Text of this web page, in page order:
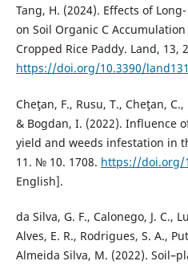
Tang, H. (2024). Effects of
on Soil Organic C
Cropped Rice Paddy. Land, 13,
https://doi.org/10.3390/
Cheţan, F., Rusu, T., Cheţan,
& Bogdan, I. (2022). Influence
yield and weeds infestation in
11. № 10. 1708. https://doi.org/
English].
da Silva, G. F., Calonego, J. C.,
Alves, E. R., Rodrigues, S. A.,
Almeida Silva, M. (2022).